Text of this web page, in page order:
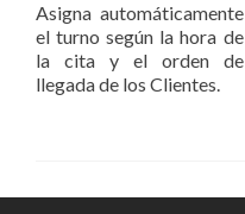
Asigna automáticamente
el turno según la hora de
la cita y el orden de
llegada de los Clientes.